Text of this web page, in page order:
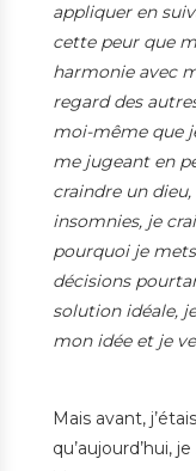
appliquer en
cette peur que
harmonie avec
regard des
moi-même que
me jugeant en
craindre un
insomnies, je
pourquoi je
décisions
solution idéale,
mon idée et je
Mais avant,
qu’aujourd’hui,